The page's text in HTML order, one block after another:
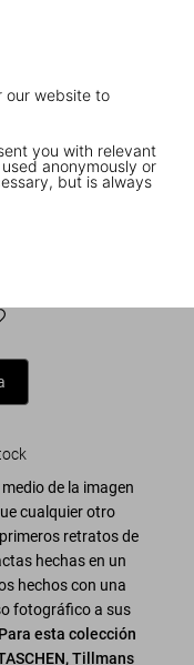
our website to
you with relevant
anonymously or
but is always
45th Ed.
de la imagen
cualquier otro
retratos de
hechas en un
hechos con una
fotográfico a sus
Para esta colección
Tillmans